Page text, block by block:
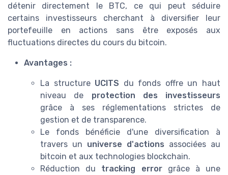
détenir directement le BTC, ce qui peut séduire
certains investisseurs cherchant à diversifier leur
portefeuille en actions sans être exposés aux
fluctuations directes du cours du bitcoin.
Avantages :
La structure UCITS du fonds offre un haut
niveau de protection des investisseurs
grâce à ses réglementations strictes de
gestion et de transparence.
Le fonds bénéficie d'une diversification à
travers un universe d'actions associées au
bitcoin et aux technologies blockchain.
Réduction du tracking errorgrâce à une